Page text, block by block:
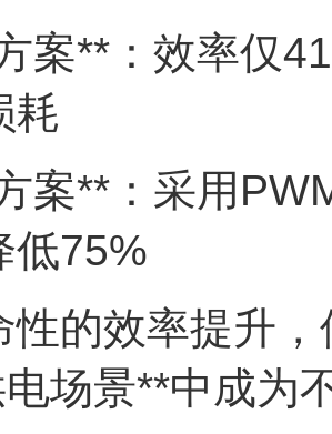
案**：效率仅
耗
案**：采用
低75%
性的效率提升
场景**中成为